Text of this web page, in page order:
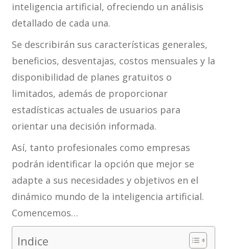
inteligencia artificial, ofreciendo un análisis
detallado de cada una.
Se describirán sus características generales,
beneficios, desventajas, costos mensuales y la
disponibilidad de planes gratuitos o
limitados, además de proporcionar
estadísticas actuales de usuarios para
orientar una decisión informada.
Así, tanto profesionales como empresas
podrán identificar la opción que mejor se
adapte a sus necesidades y objetivos en el
dinámico mundo de la inteligencia artificial.
Comencemos…
Indice